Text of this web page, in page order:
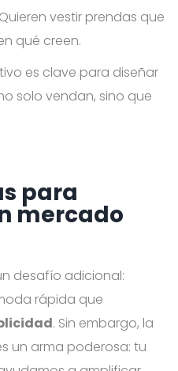
Quieren vestir prendas que
qué creen.
es clave para diseñar
solo vendan, sino que
para
mercado
desafío adicional:
rápida que
. Sin embargo, la
un arma poderosa: tu